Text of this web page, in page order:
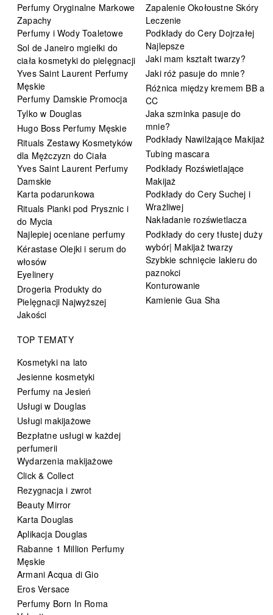
Perfumy Oryginalne Markowe
Zapachy
Perfumy i Wody Toaletowe
Sol de Janeiro mgiełki do
ciała kosmetyki do pielęgnacji
Yves Saint Laurent Perfumy
Męskie
Perfumy Damskie Promocja
Tylko w Douglas
Hugo Boss Perfumy Męskie
Rituals Zestawy Kosmetyków
dla Mężczyzn do Ciała
Yves Saint Laurent Perfumy
Damskie
Karta podarunkowa
Rituals Pianki pod Prysznic i
do Mycia
Najlepiej oceniane perfumy
Kérastase Olejki i serum do
włosów
Eyelinery
Drogeria Produkty do
Pielęgnacji Najwyższej
Jakości
Zapalenie Okołoustne Skóry
Leczenie
Podkłady do Cery Dojrzałej
Najlepsze
Jaki mam kształt twarzy?
Jaki róż pasuje do mnie?
Różnica między kremem BB a
CC
Jaka szminka pasuje do
mnie?
Podkłady Nawilżające Makijaż
Tubing mascara
Podkłady Rozświetlające
Makijaż
Podkłady do Cery Suchej i
Wrażliwej
Nakładanie rozświetlacza
Podkłady do cery tłustej duży
wybór| Makijaż twarzy
Szybkie schnięcie lakieru do
paznokci
Konturowanie
Kamienie Gua Sha
TOP TEMATY
Kosmetyki na lato
Jesienne kosmetyki
Perfumy na Jesień
Usługi w Douglas
Usługi makijażowe
Bezpłatne usługi w każdej
perfumerii
Wydarzenia makijażowe
Click & Collect
Rezygnacja i zwrot
Beauty Mirror
Karta Douglas
Aplikacja Douglas
Rabanne 1 Million Perfumy
Męskie
Armani Acqua di Gio
Eros Versace
Perfumy Born In Roma